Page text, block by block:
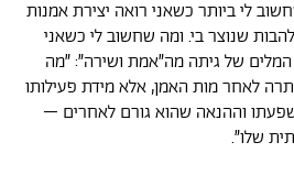
לי ביותר כשאני רואה יצירת אמנות
שנוצר בי. ומה שחשוב לי כשאני
המלים של גיתה מה״אמת ושירה״: ״מה
לאחר מות האמן, אלא מידת פעילותו
וההנאה שהוא גורם לאחרים –
שלו״.